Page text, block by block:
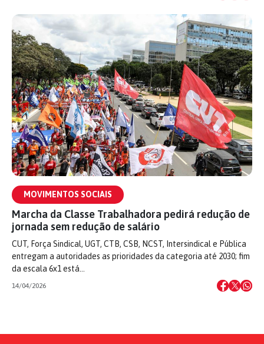
MOVIMENTOS SOCIAIS
Marcha da Classe Trabalhadora pedirá redução de
jornada sem redução de salário
CUT, Força Sindical, UGT, CTB, CSB, NCST, Intersindical e Pública
entregam a autoridades as prioridades da categoria até 2030; fim
da escala 6x1 está…
14/04/2026